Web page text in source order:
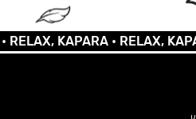
KAPARA •RELAX, KAPARA